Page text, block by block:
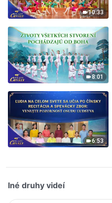
10:33
8:01
6:53
Iné druhy videí